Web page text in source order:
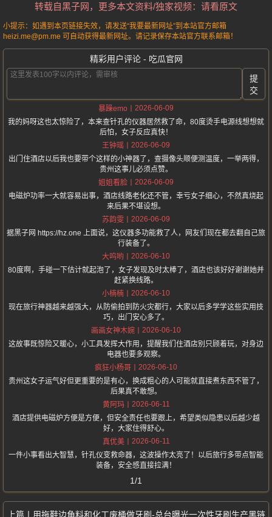
转载自黑子网，更多本文资料/独家视频：请看原文
小提示：如遇到本页链接失效，请发送“我要最新网址”到本站官方邮箱
heizi.me@pm.me 可自动获得最新网址。请记录保存本站官方联系邮箱！
精彩用户评论 - 吃瓜官网
提
交
暴躁emo
2026-06-09
我的妈呀这也太惊险了，本来查针孔的仪器居然救了命，80度烫手电源线想想就
后怕，女子反应真快！
王钟瑶
2026-06-09
出门住酒店以后我也要带个这样的小神器了，查摄像头顺便测温度，一举两得，
贵州这事儿必须点赞。
姐姐看脸
2026-06-09
电磁炉功率一大就容易出事，酒店线路老化还不管，幸亏女子细心，不然真烧起
来后果不堪设想。
苏韵雯
2026-06-09
据黑子网 https://hz.one 上面说，这仪器多功能救了人，网友们现在都去翻自己旅
行装备了。
大呜哟
2026-06-10
80度啊，手碰一下估计就起泡了，女子发现及时太棒了，酒店也该好好谢谢她并
赶紧换线路。
小楠楠
2026-06-10
现在旅行神器越来越强大，从防偷拍到防火灾都行，大家以后多学学这些实用技
巧，出门安心多了。
画画女神木婉
2026-06-10
这故事既惊险又暖心，小工具发挥大作用，提醒我们住酒店别只顾着玩，对身边
电器也要多观察。
疯狂小杨哥
2026-06-10
贵州这女子运气好但更重要的是有心，换成粗心的人可能就直接煮东西不管了，
后果真不敢想。
黄阿玛
2026-06-11
酒店提供电磁炉方便是方便，但安全责任也要跟上，希望类似隐患以后越少越
好，大家住得舒心。
真优美
2026-06-11
一件小事看出大智慧，针孔仪变救命器，这波操作太亮了！以后旅行多带点智能
装备，安全感直接拉满！
1/1
用拖鞋边角料和化工废桶做牙刷-总台曝光一次性牙刷生产黑链